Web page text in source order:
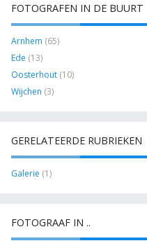
FOTOGRAFEN IN DE BUURT
Arnhem (65)
Ede (13)
Oosterhout (10)
Wijchen (3)
GERELATEERDE RUBRIEKEN
Galerie (1)
FOTOGRAAF IN ..